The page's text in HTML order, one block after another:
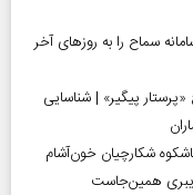
| ثبت‌نام در سامانه سماح را به روز‌های آخر
«پرستار پیگیر» | شناسایی
همین‌جاست